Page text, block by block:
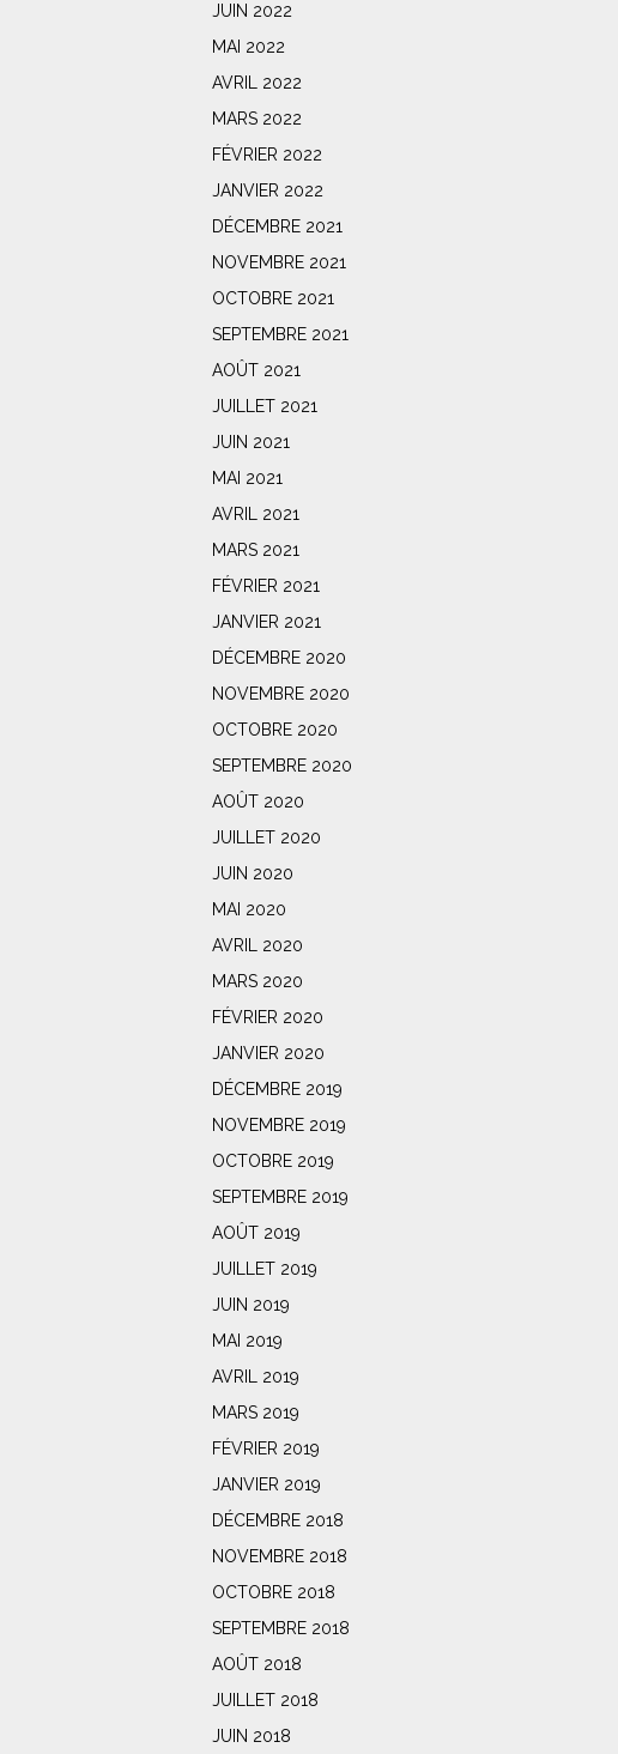
JUIN 2022
MAI 2022
AVRIL 2022
MARS 2022
FÉVRIER 2022
JANVIER 2022
DÉCEMBRE 2021
NOVEMBRE 2021
OCTOBRE 2021
SEPTEMBRE 2021
AOÛT 2021
JUILLET 2021
JUIN 2021
MAI 2021
AVRIL 2021
MARS 2021
FÉVRIER 2021
JANVIER 2021
DÉCEMBRE 2020
NOVEMBRE 2020
OCTOBRE 2020
SEPTEMBRE 2020
AOÛT 2020
JUILLET 2020
JUIN 2020
MAI 2020
AVRIL 2020
MARS 2020
FÉVRIER 2020
JANVIER 2020
DÉCEMBRE 2019
NOVEMBRE 2019
OCTOBRE 2019
SEPTEMBRE 2019
AOÛT 2019
JUILLET 2019
JUIN 2019
MAI 2019
AVRIL 2019
MARS 2019
FÉVRIER 2019
JANVIER 2019
DÉCEMBRE 2018
NOVEMBRE 2018
OCTOBRE 2018
SEPTEMBRE 2018
AOÛT 2018
JUILLET 2018
JUIN 2018